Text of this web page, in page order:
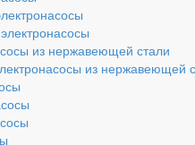
из нержавеющей стали
из нержавеющей